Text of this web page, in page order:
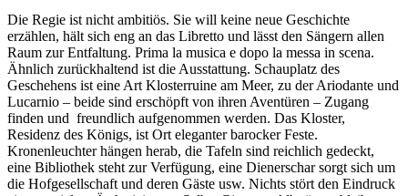
Die Regie ist nicht ambitiös. Sie will keine neue Geschichte
erzählen, hält sich eng an das Libretto und lässt den Sängern allen
Raum zur Entfaltung. Prima la musica e dopo la messa in scena.
Ähnlich zurückhaltend ist die Ausstattung. Schauplatz des
Geschehens ist eine Art Klosterruine am Meer, zu der Ariodante und
Lucarnio – beide sind erschöpft von ihren Aventüren – Zugang
finden und freundlich aufgenommen werden. Das Kloster,
Residenz des Königs, ist Ort eleganter barocker Feste.
Kronenleuchter hängen herab, die Tafeln sind reichlich gedeckt,
eine Bibliothek steht zur Verfügung, eine Dienerschar sorgt sich um
die Hofgesellschaft und deren Gäste usw. Nichts stört den Eindruck